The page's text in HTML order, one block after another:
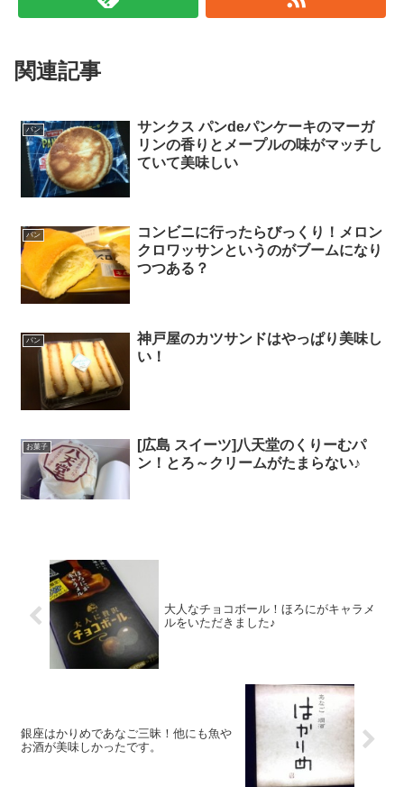
関連記事
パン
サンクス パンdeパンケーキのマーガ
リンの香りとメープルの味がマッチし
ていて美味しい
パン
コンビニに行ったらびっくり！メロン
クロワッサンというのがブームになり
つつある？
パン
神戸屋のカツサンドはやっぱり美味し
い！
お菓子
[広島 スイーツ]八天堂のくりーむパ
ン！とろ～クリームがたまらない♪
大人なチョコボール！ほろにがキャラメ
ルをいただきました♪
銀座はかりめであなご三昧！他にも魚や
お酒が美味しかったです。